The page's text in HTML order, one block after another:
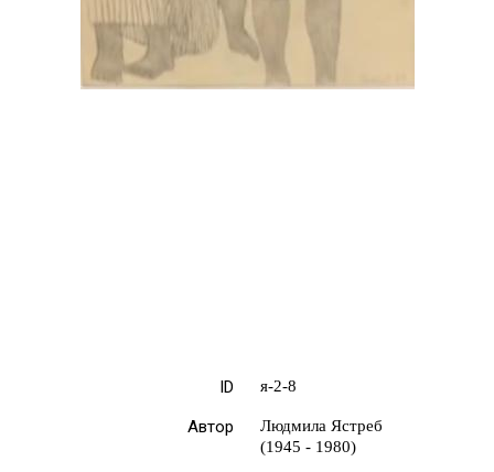
ID я-2-8
Автор
Людмила Ястреб
(1945 - 1980)